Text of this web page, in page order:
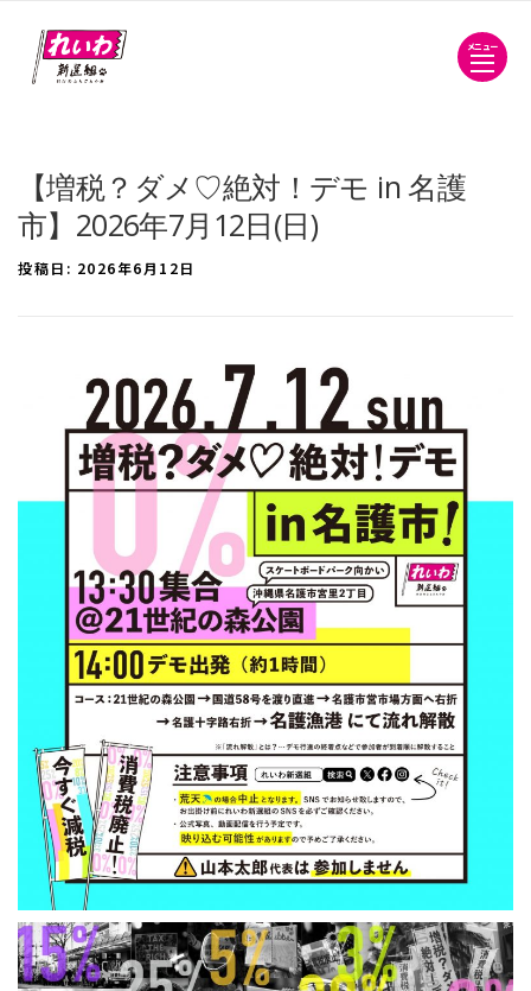
メニュー
【増税？ダメ♡絶対！デモ in 名護
市】2026年7月12日(日)
投稿日: 2026年6月12日